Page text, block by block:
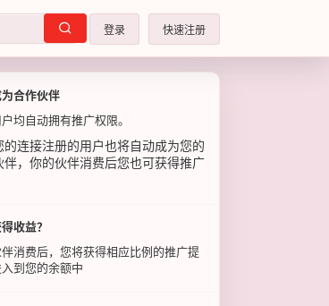
登录 快速注册
合作伙伴
均自动拥有推广权限。
的连接注册的用户也将自动成为您的
伴，你的伙伴消费后您也可获得推广
收益？
消费后，您将获得相应比例的推广提
到您的余额中